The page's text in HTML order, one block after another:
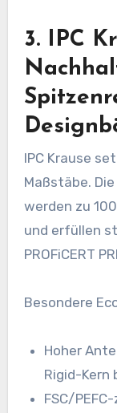
3. IPC
IPC Krause
Maßstäbe.
werden zu
und erfüllen
PROFiCERT
Besondere
Hoher
Rigid-Kern
FSC/